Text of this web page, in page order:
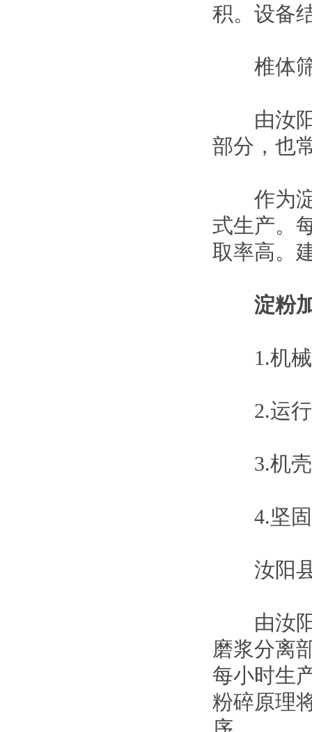
积。设备
椎体筛
由汝阳
部分，也
作为淀
式生产。
取率高。
淀粉
1.机械
2.运行
3.机壳
4.坚固
汝阳县
由汝阳
磨浆分离
每小时生
粉碎原理